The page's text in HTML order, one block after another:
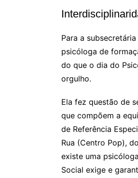
Para a
psicóloga de
do que o dia do
orgulho.
Ela fez questão de
que compõem a
de Referência
Rua (Centro Pop),
existe uma
Social exige e